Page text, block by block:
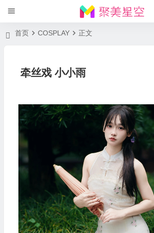
首页 COSPLAY 正文
牵丝戏 小小雨